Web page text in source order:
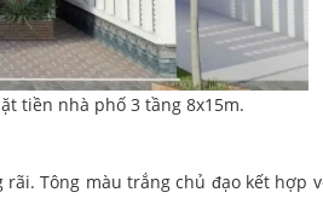
tiền nhà phố 3 tầng 8x15m.
Tông màu trắng chủ đạo kết hợp